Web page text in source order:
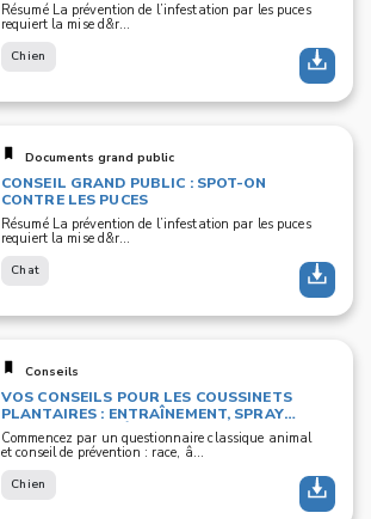
Résumé La prévention de l’infestation par les puces
requiert la mise d&r...
Chien
Documents grand public
CONSEIL GRAND PUBLIC : SPOT-ON
CONTRE LES PUCES
Résumé La prévention de l’infestation par les puces
requiert la mise d&r...
Chat
Conseils
VOS CONSEILS POUR LES COUSSINETS
PLANTAIRES : ENTRAÎNEMENT, SPRAY
TANNANT ET CRÈMES CICATRISANTES
Commencez par un questionnaire classique animal
et conseil de prévention : race, â...
Chien